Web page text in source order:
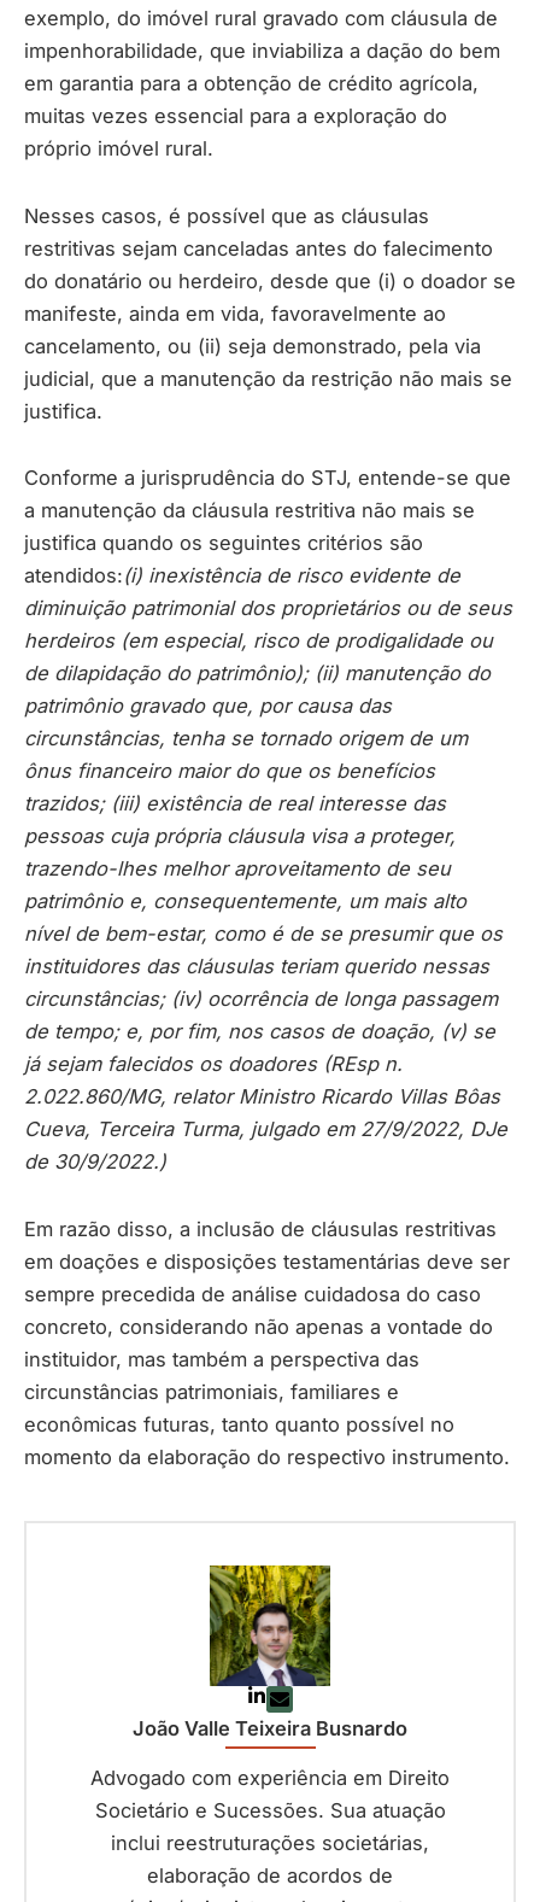
exemplo, do imóvel rural gravado com cláusula de
impenhorabilidade, que inviabiliza a dação do bem
em garantia para a obtenção de crédito agrícola,
muitas vezes essencial para a exploração do
próprio imóvel rural.
Nesses casos, é possível que as cláusulas
restritivas sejam canceladas antes do falecimento
do donatário ou herdeiro, desde que (i) o doador se
manifeste, ainda em vida, favoravelmente ao
cancelamento, ou (ii) seja demonstrado, pela via
judicial, que a manutenção da restrição não mais se
justifica.
Conforme a jurisprudência do STJ, entende-se que
a manutenção da cláusula restritiva não mais se
justifica quando os seguintes critérios são
atendidos:(i) inexistência de risco evidente de
diminuição patrimonial dos proprietários ou de seus
herdeiros (em especial, risco de prodigalidade ou
de dilapidação do patrimônio); (ii) manutenção do
patrimônio gravado que, por causa das
circunstâncias, tenha se tornado origem de um
ônus financeiro maior do que os benefícios
trazidos; (iii) existência de real interesse das
pessoas cuja própria cláusula visa a proteger,
trazendo-lhes melhor aproveitamento de seu
patrimônio e, consequentemente, um mais alto
nível de bem-estar, como é de se presumir que os
instituidores das cláusulas teriam querido nessas
circunstâncias; (iv) ocorrência de longa passagem
de tempo; e, por fim, nos casos de doação, (v) se
já sejam falecidos os doadores (REsp n.
2.022.860/MG, relator Ministro Ricardo Villas Bôas
Cueva, Terceira Turma, julgado em 27/9/2022, DJe
de 30/9/2022.)
Em razão disso, a inclusão de cláusulas restritivas
em doações e disposições testamentárias deve ser
sempre precedida de análise cuidadosa do caso
concreto, considerando não apenas a vontade do
instituidor, mas também a perspectiva das
circunstâncias patrimoniais, familiares e
econômicas futuras, tanto quanto possível no
momento da elaboração do respectivo instrumento.
João Valle Teixeira Busnardo
Advogado com experiência em Direito
Societário e Sucessões. Sua atuação
inclui reestruturações societárias,
elaboração de acordos de